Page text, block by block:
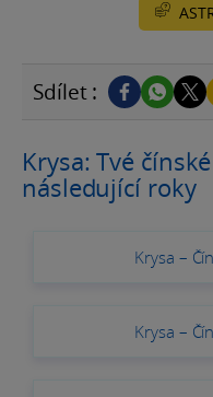
Sdílet :
Krysa: Tvé
následující roky
Krysa –
Krysa –